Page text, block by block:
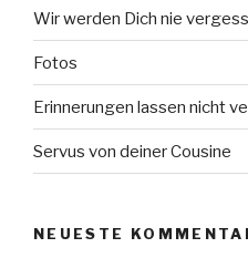
Wir werden Dich nie
Fotos
Erinnerungen lassen nicht
Servus von deiner Cousine
NEUESTE